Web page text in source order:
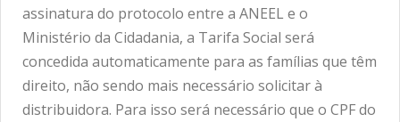
assinatura do protocolo entre a ANEEL e o
Ministério da Cidadania, a Tarifa Social será
concedida automaticamente para as famílias que têm
direito, não sendo mais necessário solicitar à
distribuidora. Para isso será necessário que o CPF do